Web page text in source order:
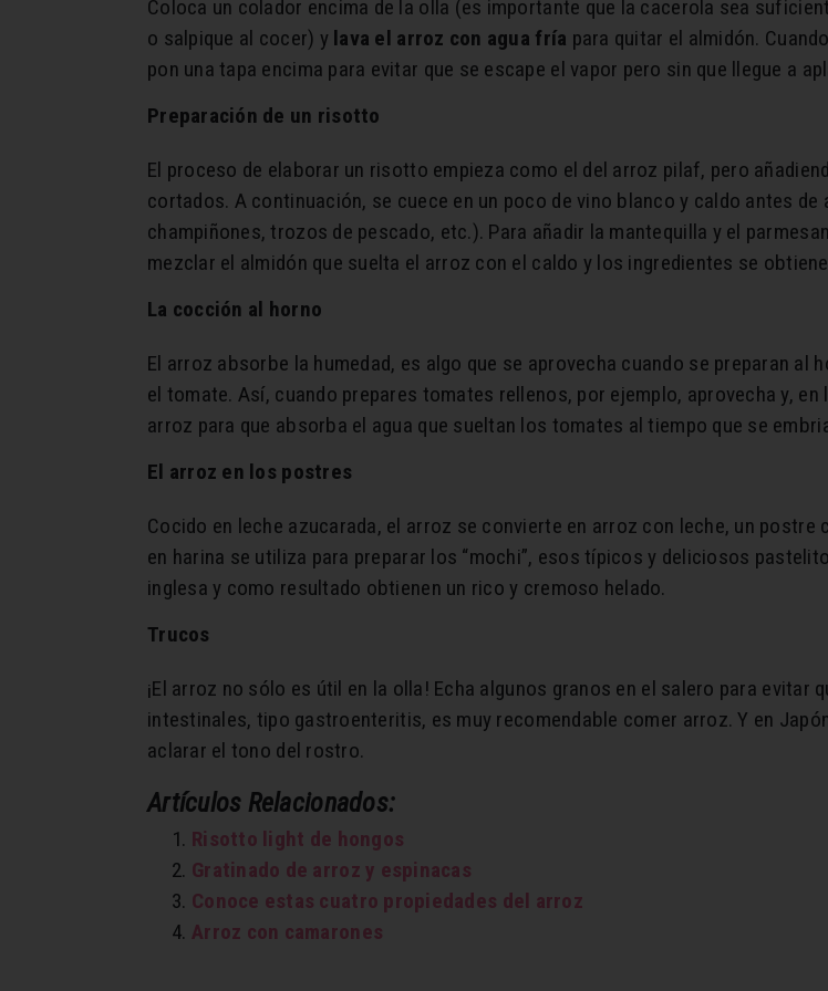
Coloca un colador encima de la olla (es importante que la cacerola sea
o salpique al cocer) y lava el arroz con agua fría para quitar el almidón.
pon una tapa encima para evitar que se escape el vapor pero sin que llegue a
Preparación de un risotto
El proceso de elaborar un risotto empieza como el del arroz pilaf, pero
cortados. A continuación, se cuece en un poco de vino blanco y caldo antes
champiñones, trozos de pescado, etc.). Para añadir la mantequilla y el
mezclar el almidón que suelta el arroz con el caldo y los ingredientes se
La cocción al horno
El arroz absorbe la humedad, es algo que se aprovecha cuando se preparan al
el tomate. Así, cuando prepares tomates rellenos, por ejemplo, aprovecha y,
arroz para que absorba el agua que sueltan los tomates al tiempo que se
El arroz en los postres
Cocido en leche azucarada, el arroz se convierte en arroz con leche, un
en harina se utiliza para preparar los “mochi”, esos típicos y deliciosos
inglesa y como resultado obtienen un rico y cremoso helado.
Trucos
¡El arroz no sólo es útil en la olla! Echa algunos granos en el salero para evitar
intestinales, tipo gastroenteritis, es muy recomendable comer arroz. Y en
aclarar el tono del rostro.
Artículos Relacionados:
Risotto light de hongos
Gratinado de arroz y espinacas
Conoce estas cuatro propiedades del arroz
Arroz con camarones